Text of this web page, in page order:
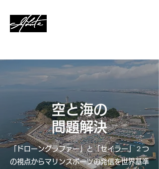
空と海の
問題解決
「ドローングラファー」と「セイラー」２つ
の視点から​マリンスポーツの発信を世界基準